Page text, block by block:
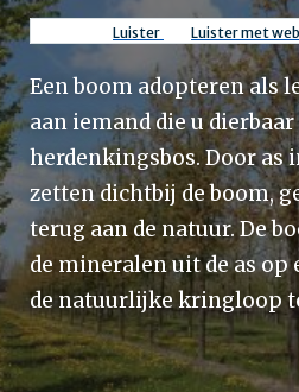
Kruimelpad
Luister Luister met
Een boom adopteren als
aan iemand die u
herdenkingsbos. Door as
zetten dichtbij de boom,
terug aan de natuur. De
de mineralen uit de as op
de natuurlijke kringloop